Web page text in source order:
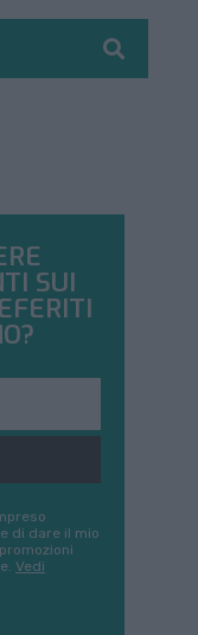
SUI
di dare il mio
Vedi